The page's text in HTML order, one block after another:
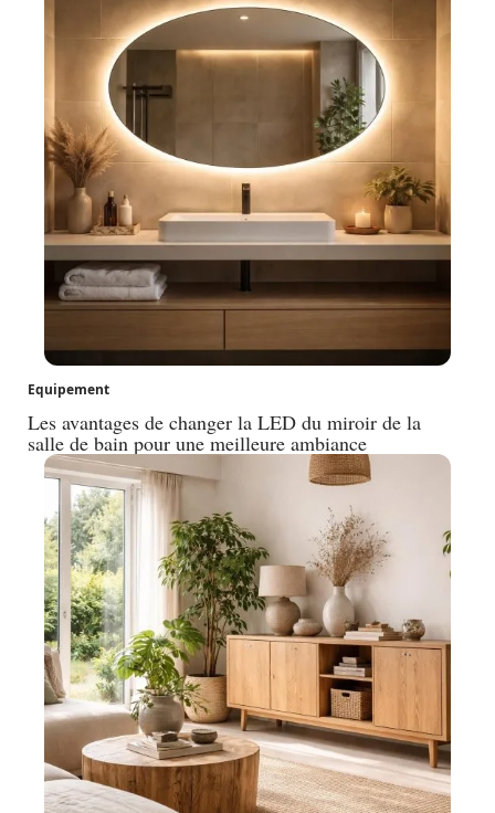
Equipement
Les avantages de changer la LED du miroir de la
salle de bain pour une meilleure ambiance